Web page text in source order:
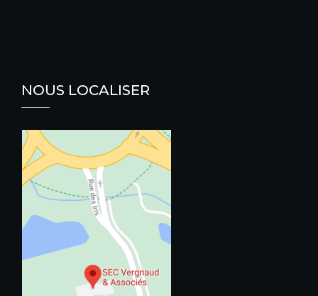
NOUS LOCALISER